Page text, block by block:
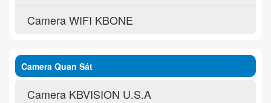
Camera WIFI KBONE
Camera Quan Sát
Camera KBVISION U.S.A